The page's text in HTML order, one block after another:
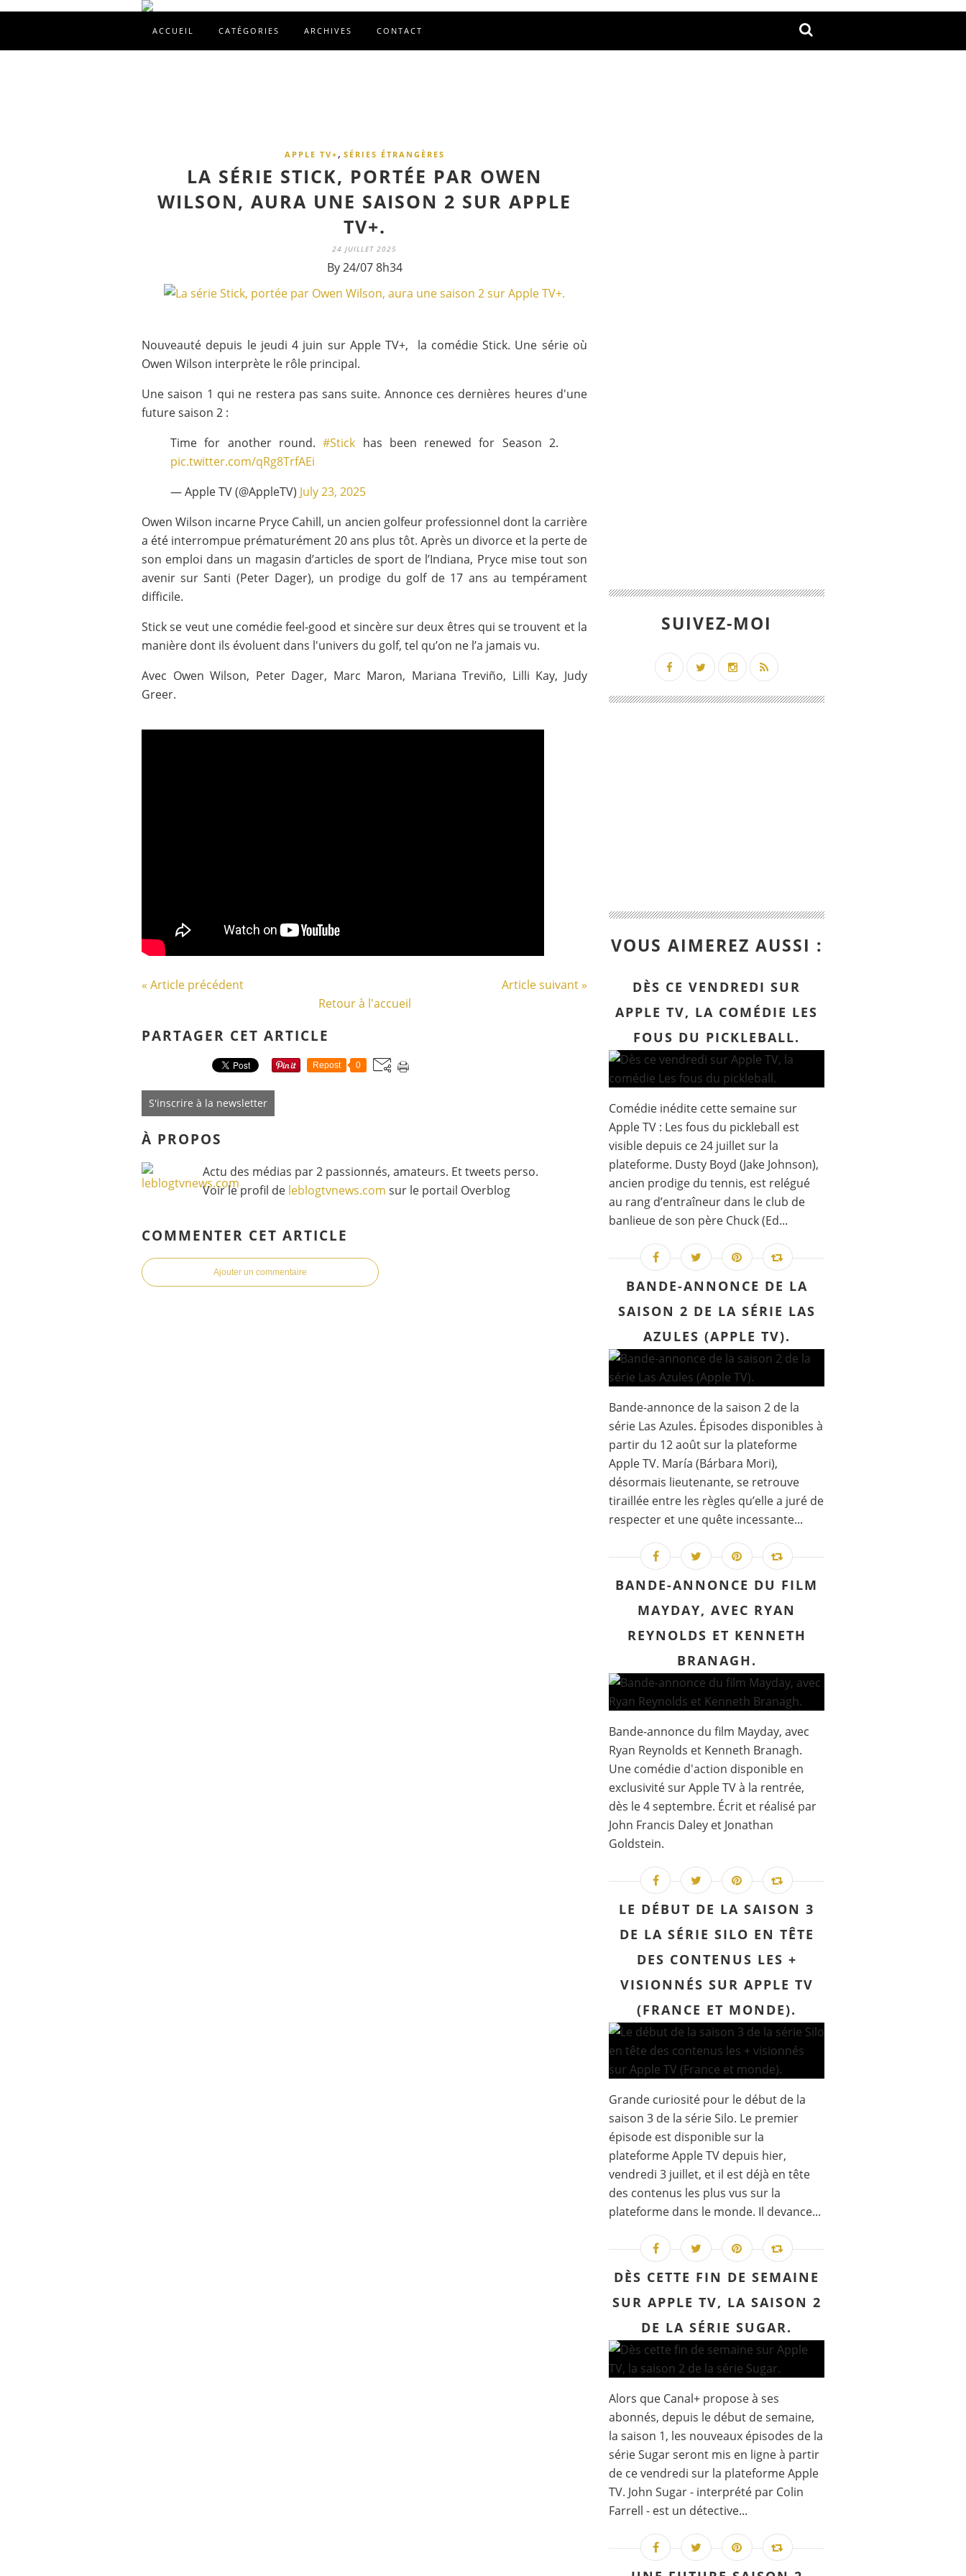
ACCUEIL CATÉGORIES ARCHIVES CONTACT
APPLE TV+ , SÉRIES ÉTRANGÈRES
LA SÉRIE STICK, PORTÉE PAR OWEN
WILSON, AURA UNE SAISON 2 SUR APPLE
TV+.
24 JUILLET 2025
By 24/07 8h34
Nouveauté depuis le jeudi 4 juin sur Apple TV+, la comédie Stick. Une série où
Owen Wilson interprète le rôle principal.
Une saison 1 qui ne restera pas sans suite. Annonce ces dernières heures d'une
future saison 2 :
Time for another round.#Stick has been renewed for Season 2.
pic.twitter.com/qRg8TrfAEi
— Apple TV (@AppleTV) July 23, 2025
Owen Wilson incarne Pryce Cahill, un ancien golfeur professionnel dont la carrière
a été interrompue prématurément 20 ans plus tôt. Après un divorce et la perte de
son emploi dans un magasin d’articles de sport de l’Indiana, Pryce mise tout son
avenir sur Santi (Peter Dager), un prodige du golf de 17 ans au tempérament
difficile.
Stick se veut une comédie feel-good et sincère sur deux êtres qui se trouvent et la
manière dont ils évoluent dans l'univers du golf, tel qu’on ne l’a jamais vu.
Avec Owen Wilson, Peter Dager, Marc Maron, Mariana Treviño, Lilli Kay, Judy
Greer.
« Article précédent
Article suivant »
Retour à l'accueil
PARTAGER CET ARTICLE
Repost 0
S'inscrire à la newsletter
À PROPOS
Actu des médias par 2 passionnés, amateurs. Et tweets perso.
Voir le profil de leblogtvnews.com sur le portail Overblog
COMMENTER CET ARTICLE
Ajouter un commentaire
SUIVEZ-MOI
VOUS AIMEREZ AUSSI :
DÈS CE VENDREDI SUR
APPLE TV, LA COMÉDIE LES
FOUS DU PICKLEBALL.
Comédie inédite cette semaine sur
Apple TV : Les fous du pickleball est
visible depuis ce 24 juillet sur la
plateforme. Dusty Boyd (Jake Johnson),
ancien prodige du tennis, est relégué
au rang d’entraîneur dans le club de
banlieue de son père Chuck (Ed...
BANDE-ANNONCE DE LA
SAISON 2 DE LA SÉRIE LAS
AZULES (APPLE TV).
Bande-annonce de la saison 2 de la
série Las Azules. Épisodes disponibles à
partir du 12 août sur la plateforme
Apple TV. María (Bárbara Mori),
désormais lieutenante, se retrouve
tiraillée entre les règles qu’elle a juré de
respecter et une quête incessante...
BANDE-ANNONCE DU FILM
MAYDAY, AVEC RYAN
REYNOLDS ET KENNETH
BRANAGH.
Bande-annonce du film Mayday, avec
Ryan Reynolds et Kenneth Branagh.
Une comédie d'action disponible en
exclusivité sur Apple TV à la rentrée,
dès le 4 septembre. Écrit et réalisé par
John Francis Daley et Jonathan
Goldstein.
LE DÉBUT DE LA SAISON 3
DE LA SÉRIE SILO EN TÊTE
DES CONTENUS LES +
VISIONNÉS SUR APPLE TV
(FRANCE ET MONDE).
Grande curiosité pour le début de la
saison 3 de la série Silo. Le premier
épisode est disponible sur la
plateforme Apple TV depuis hier,
vendredi 3 juillet, et il est déjà en tête
des contenus les plus vus sur la
plateforme dans le monde. Il devance...
DÈS CETTE FIN DE SEMAINE
SUR APPLE TV, LA SAISON 2
DE LA SÉRIE SUGAR.
Alors que Canal+ propose à ses
abonnés, depuis le début de semaine,
la saison 1, les nouveaux épisodes de la
série Sugar seront mis en ligne à partir
de ce vendredi sur la plateforme Apple
TV. John Sugar - interprété par Colin
Farrell - est un détective...